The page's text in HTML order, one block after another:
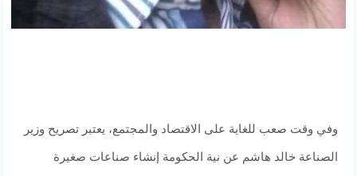
وفي وقت صعب للغاية على الاقتصاد والمجتمع، يعتبر تصريح وزير
الصناعة خالد هاشم عن نية الحكومة إنشاء صناعات صغيرة